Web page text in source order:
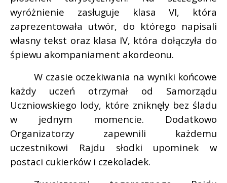
wyróżnienie zasługuje klasa VI, która
zaprezentowała utwór, do którego napisali
własny tekst oraz klasa IV, która dołączyła do
śpiewu akompaniament akordeonu.
W czasie oczekiwania na wyniki końcowe
każdy uczeń otrzymał od Samorządu
Uczniowskiego lody, które zniknęły bez śladu
w jednym momencie. Dodatkowo
Organizatorzy zapewnili każdemu
uczestnikowi Rajdu słodki upominek w
postaci cukierków i czekoladek.